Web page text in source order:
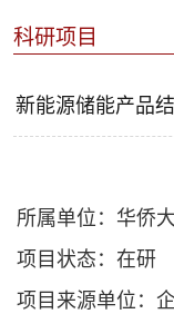
科研项目
新能源储能产品
所属单位：华侨
项目状态：在研
项目来源单位：